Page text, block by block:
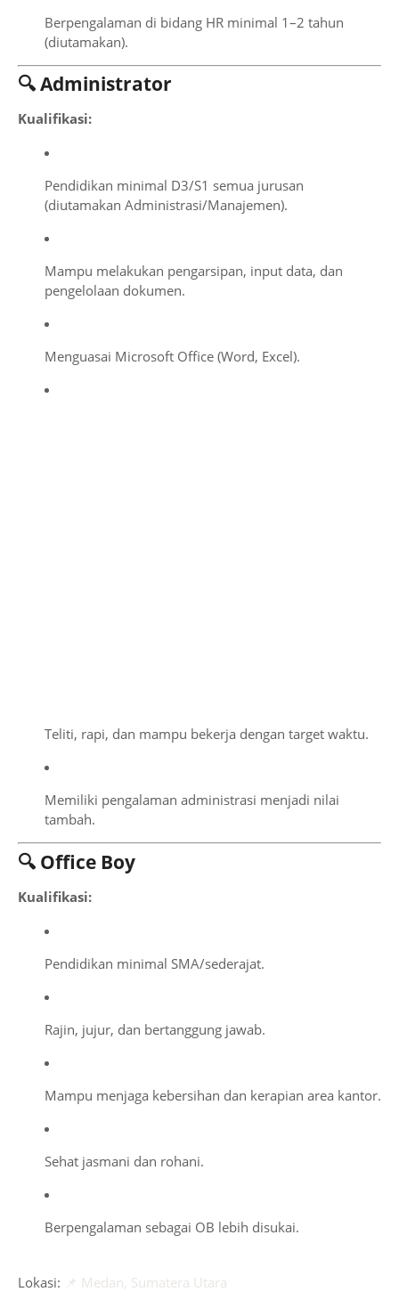
Berpengalaman di bidang HR minimal 1–2 tahun
(diutamakan).
🔍 Administrator
Kualifikasi:
Pendidikan minimal D3/S1 semua jurusan
(diutamakan Administrasi/Manajemen).
Mampu melakukan pengarsipan, input data, dan
pengelolaan dokumen.
Menguasai Microsoft Office (Word, Excel).
Teliti, rapi, dan mampu bekerja dengan target waktu.
Memiliki pengalaman administrasi menjadi nilai
tambah.
🔍 Office Boy
Kualifikasi:
Pendidikan minimal SMA/sederajat.
Rajin, jujur, dan bertanggung jawab.
Mampu menjaga kebersihan dan kerapian area kantor.
Sehat jasmani dan rohani.
Berpengalaman sebagai OB lebih disukai.
Lokasi: 📌 Medan, Sumatera Utara